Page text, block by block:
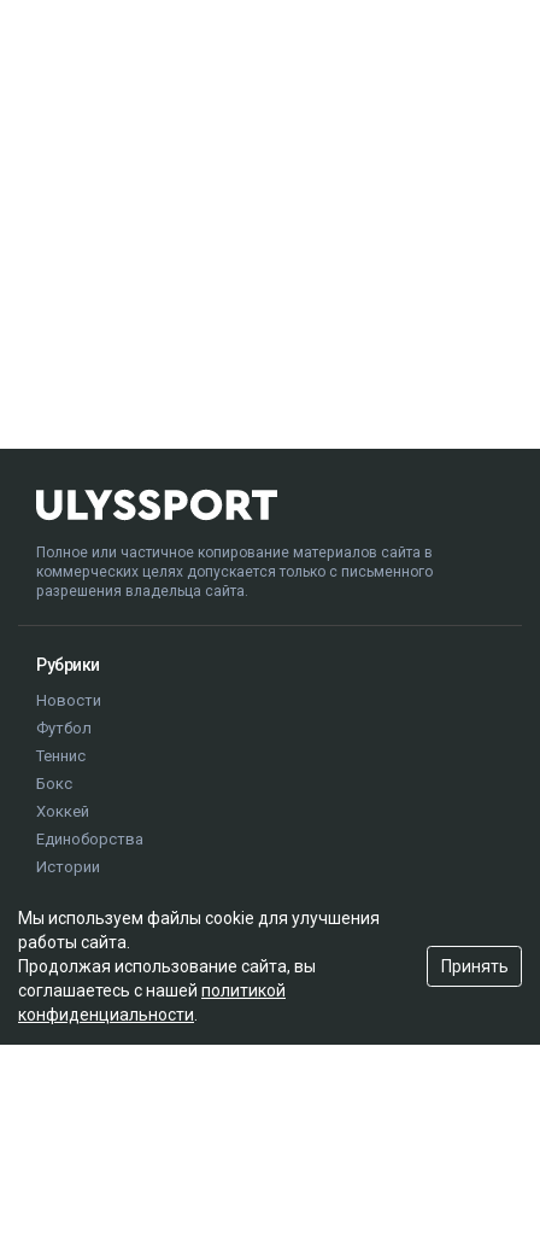
Полное или частичное копирование материалов сайта в
коммерческих целях допускается только с письменного
разрешения владельца сайта.
Рубрики
Новости
Футбол
Теннис
Бокс
Хоккей
Единоборства
Истории
Редакция
О проекте
Правила сайта
Мы используем файлы cookie для улучшения
работы сайта.
Продолжая использование сайта, вы
соглашаетесь с нашей политикой
конфиденциальности
Принять